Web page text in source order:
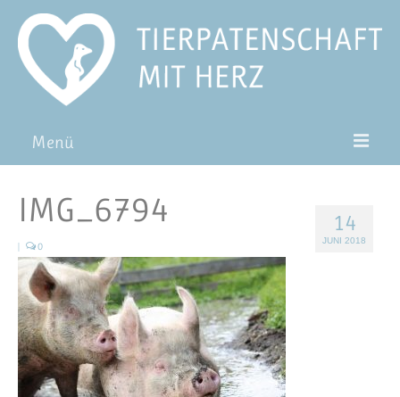
Menü
Pat*in werden
Patenschaft verschenken
Blog
FAQ
14
JUNI 2018
IMG_6794
| 0